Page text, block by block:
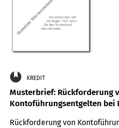
KREDIT
Musterbrief: Rückforderung
Kontoführungsentgelten bei
Rückforderung von